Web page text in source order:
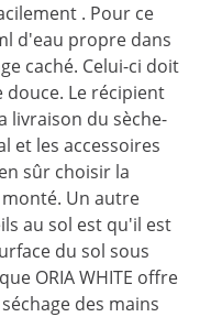
. Pour ce
d'eau propre dans
caché. Celui-ci doit
Le récipient
livraison du sèche-
et les accessoires
sûr choisir la
Un autre
au sol est qu'il est
du sol sous
ORIA WHITE offre
des mains